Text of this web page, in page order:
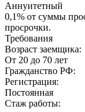
Аннуитетный
0,1% от суммы
просрочки.
Требования
Возраст заемщика:
От 20 до 70 лет
Гражданство РФ:
Регистрация:
Постоянная
Стаж работы: